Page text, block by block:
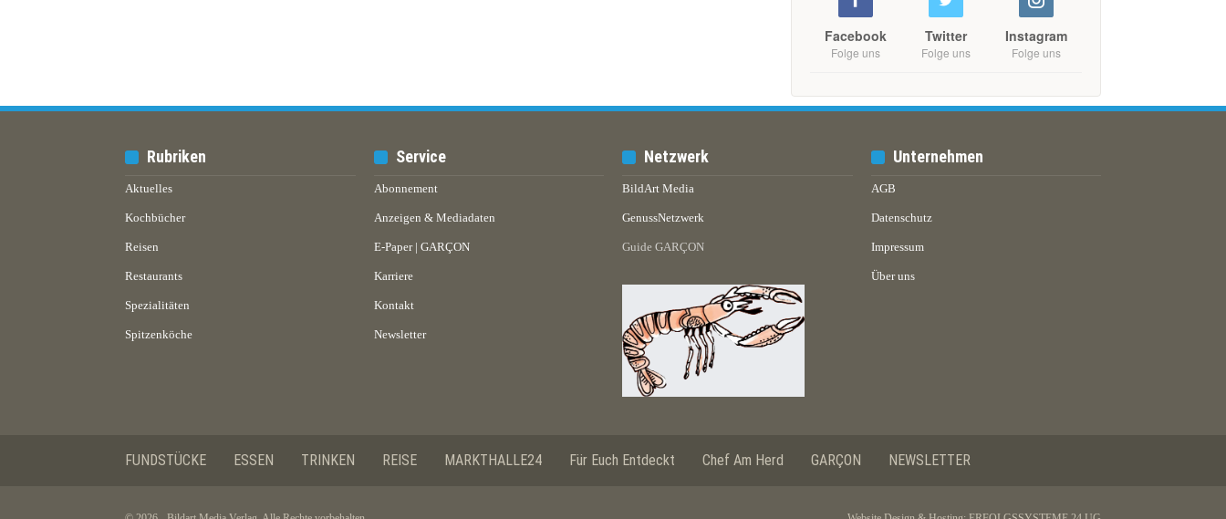
Facebook
Folge uns
Twitter
Folge uns
Instagram
Folge uns
Rubriken
Aktuelles
Kochbücher
Reisen
Restaurants
Spezialitäten
Spitzenköche
Service
Abonnement
Anzeigen & Mediadaten
E-Paper | GARÇON
Karriere
Kontakt
Newsletter
Netzwerk
BildArt Media
GenussNetzwerk
Guide GARÇON
Unternehmen
AGB
Datenschutz
Impressum
Über uns
FUNDSTÜCKE ESSEN TRINKEN REISE MARKTHALLE24 Für Euch Entdeckt Chef Am Herd GARÇON NEWSLETTER